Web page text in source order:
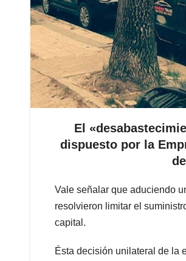
El
dispuesto por la
Vale señalar que aduciendo
resolvieron limitar el
capital.
Ésta decisión unilateral de la